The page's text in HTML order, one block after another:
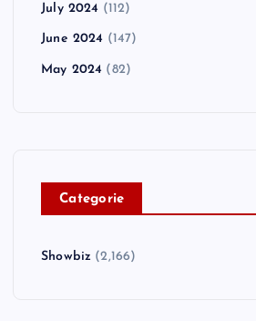
July 2024 (112)
June 2024 (147)
May 2024 (82)
Categorie
Showbiz (2,166)